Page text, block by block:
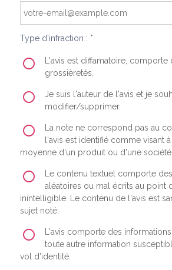
Type d'infraction : *
L'avis est diffamatoire,
grossièretés.
Je suis l'auteur de l'avis et je
modifier/supprimer.
La note ne correspond pas au
l'avis est identifié comme visant
moyenne d'un produit ou d'une société.
Le contenu textuel comporte
aléatoires ou mal écrits au point
inintelligible. Le contenu de l'avis est
sujet noté.
L'avis comporte des
toute autre information
vol d'identité.